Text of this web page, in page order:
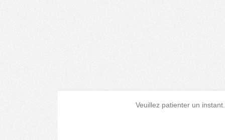
Veuillez patienter un